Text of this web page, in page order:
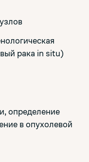
рака in situ)
определение
в опухолевой